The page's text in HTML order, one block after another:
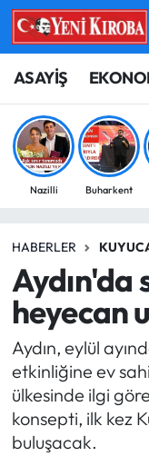
ASAYİŞ
Nazilli Buharkent
HABERLER
Aydın'da
heyecan
Aydın, eylül
etkinliğine ev
ülkesinde ilgi
konsepti, ilk kez
buluşacak.
ASAYİŞ
BİLİM-
ÇEVRE
EĞİTİM
GÜNCEL
GÜNDEM
MAGAZİN
Aydın
Aydın Hava
Aydin Namaz
Süper Lig
Son Dakika
Haber Arşivi